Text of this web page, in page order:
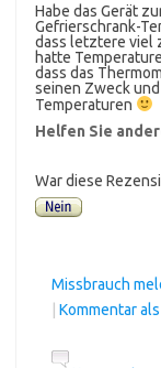
Habe das Gerät
Gefrierschrank-
dass letztere viel
hatte
dass das
seinen Zweck
Temperaturen
Helfen Sie
War diese
Missbrauch
| Kommentar